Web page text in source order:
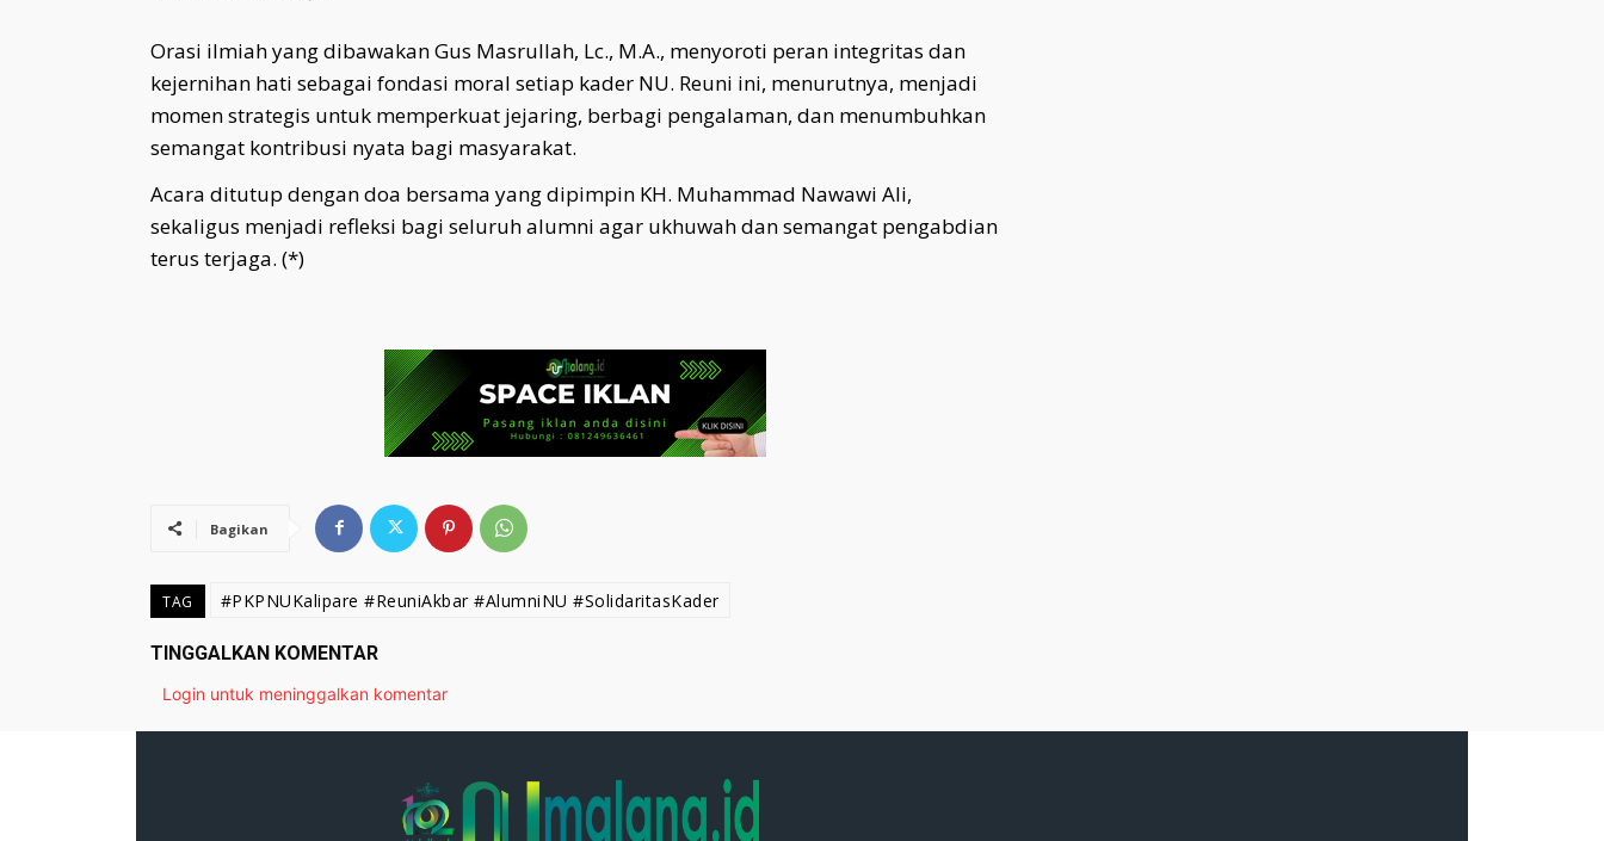
Orasi ilmiah yang dibawakan Gus Masrullah, Lc., M.A., menyoroti peran integritas dan
kejernihan hati sebagai fondasi moral setiap kader NU. Reuni ini, menurutnya, menjadi
momen strategis untuk memperkuat jejaring, berbagi pengalaman, dan menumbuhkan
semangat kontribusi nyata bagi masyarakat.
Acara ditutup dengan doa bersama yang dipimpin KH. Muhammad Nawawi Ali,
sekaligus menjadi refleksi bagi seluruh alumni agar ukhuwah dan semangat pengabdian
terus terjaga. (*)
Bagikan
TAG #PKPNUKalipare #ReuniAkbar #AlumniNU #SolidaritasKader
TINGGALKAN KOMENTAR
Login untuk meninggalkan komentar